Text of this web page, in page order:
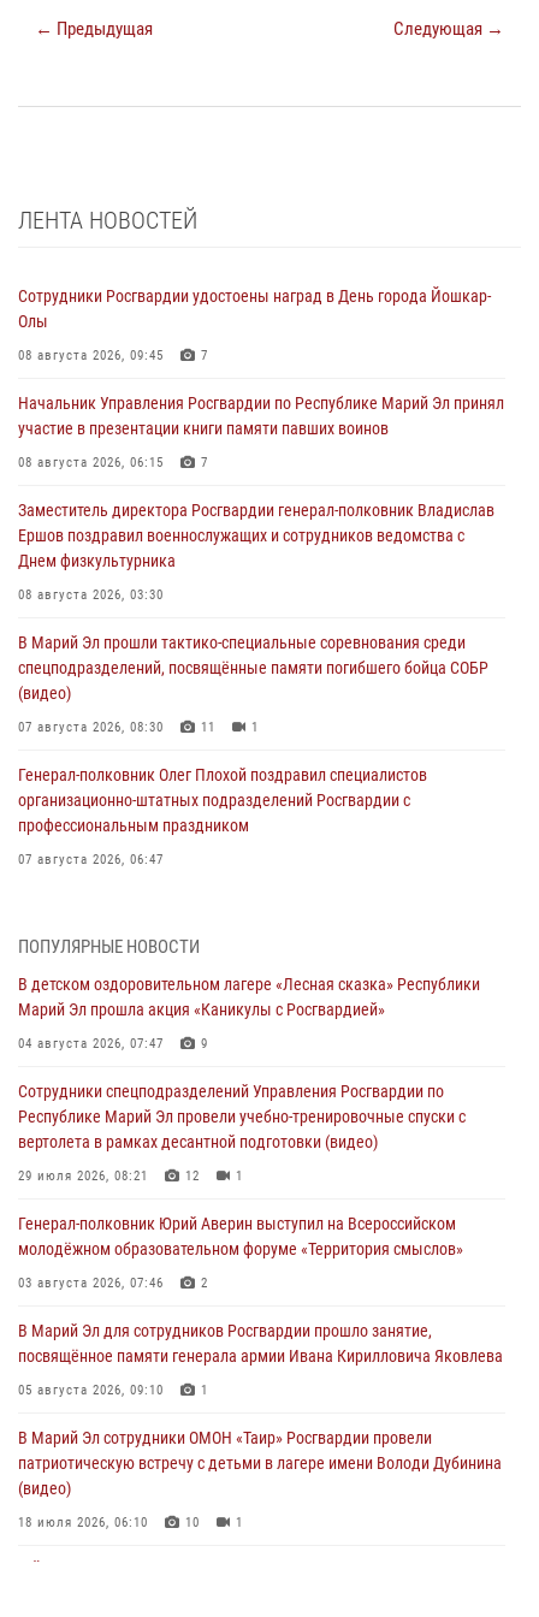
← Предыдущая Следующая →
ЛЕНТА НОВОСТЕЙ
Сотрудники Росгвардии удостоены наград в День города Йошкар-
Олы
08 августа 2026, 09:45 7
Начальник Управления Росгвардии по Республике Марий Эл принял
участие в презентации книги памяти павших воинов
08 августа 2026, 06:15 7
Заместитель директора Росгвардии генерал-полковник Владислав
Ершов поздравил военнослужащих и сотрудников ведомства с
Днем физкультурника
08 августа 2026, 03:30
В Марий Эл прошли тактико-специальные соревнования среди
спецподразделений, посвящённые памяти погибшего бойца СОБР
(видео)
07 августа 2026, 08:30 11 1
Генерал-полковник Олег Плохой поздравил специалистов
организационно-штатных подразделений Росгвардии с
профессиональным праздником
07 августа 2026, 06:47
Всероссийском семинаре в Нижнем Новгороде (видео)
07 августа 2026, 06:25 8 1
Команда «Росгвардия» принимает участие в военно-спортивном
07 августа 2026, 05:43 10
Представитель вневедомственной охраны Управления Росгвардии
по Республике Марий Эл принял участие в учебно-методическом
06 августа 2026, 09:37 10
В Марий Эл сотрудники ЛРР Росгвардии за прошедший месяц
06 августа 2026, 08:00
В Марий Эл сотрудники вневедомственной охраны Росгвардии за
05 августа 2026, 09:44
ПОПУЛЯРНЫЕ НОВОСТИ
В детском оздоровительном лагере «Лесная сказка» Республики
Марий Эл прошла акция «Каникулы с Росгвардией»
04 августа 2026, 07:47 9
Сотрудники спецподразделений Управления Росгвардии по
Республике Марий Эл провели учебно-тренировочные спуски с
вертолета в рамках десантной подготовки (видео)
29 июля 2026, 08:21 12 1
Генерал-полковник Юрий Аверин выступил на Всероссийском
молодёжном образовательном форуме «Территория смыслов»
03 августа 2026, 07:46 2
В Марий Эл для сотрудников Росгвардии прошло занятие,
посвящённое памяти генерала армии Ивана Кирилловича Яковлева
05 августа 2026, 09:10 1
В Марий Эл сотрудники ОМОН «Таир» Росгвардии провели
патриотическую встречу с детьми в лагере имени Володи Дубинина
(видео)
18 июля 2026, 06:10 10 1